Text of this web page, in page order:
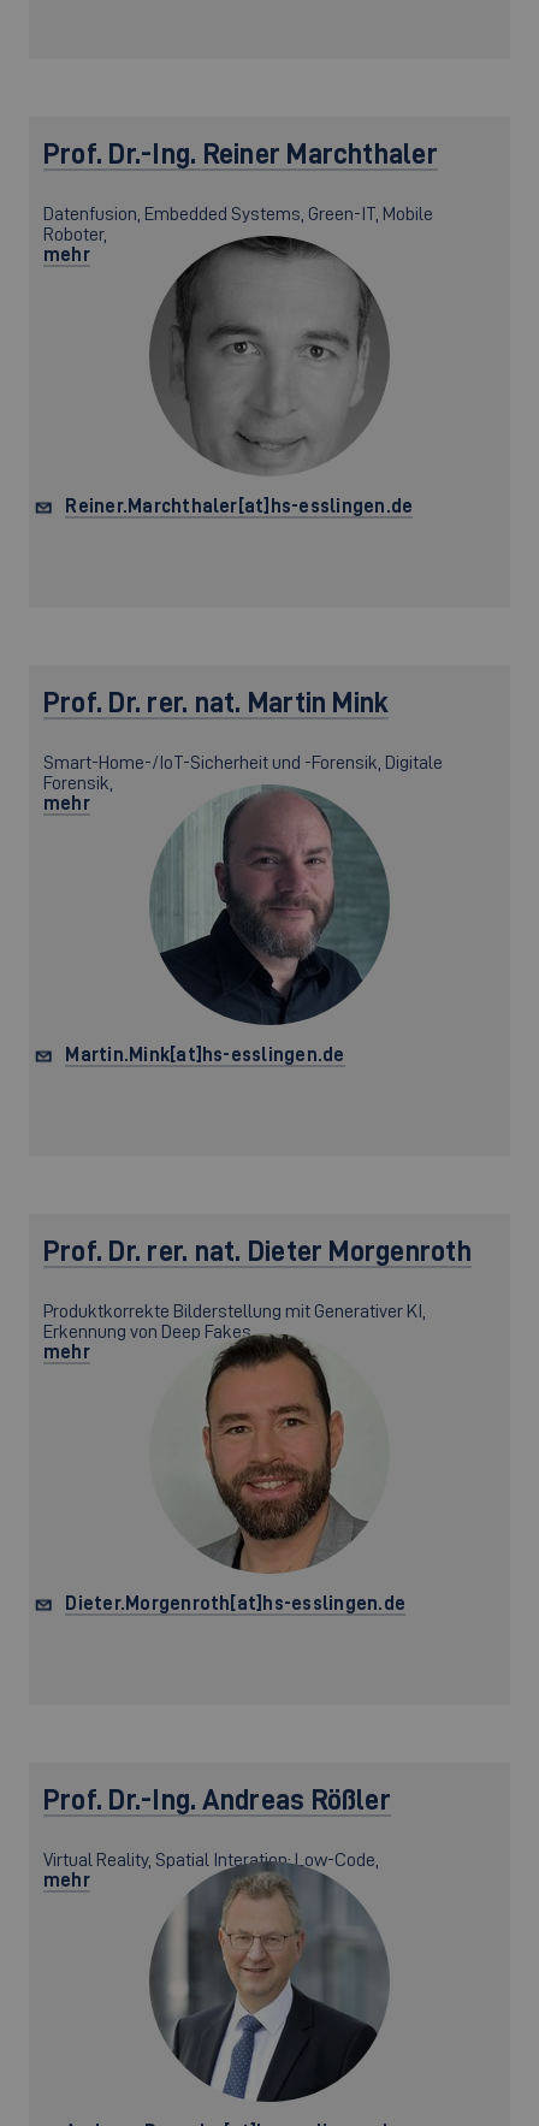
Prof. Dr.-Ing. Reiner Marchthaler
Datenfusion, Embedded Systems, Green-IT, Mobile
Roboter,
mehr
Reiner.Marchthaler[at]hs-esslingen.de
Prof. Dr. rer. nat. Martin Mink
Smart-Home-/IoT-Sicherheit und -Forensik, Digitale
Forensik,
mehr
Martin.Mink[at]hs-esslingen.de
Prof. Dr. rer. nat. Dieter Morgenroth
Produktkorrekte Bilderstellung mit Generativer KI,
Erkennung von Deep Fakes, ,
mehr
Dieter.Morgenroth[at]hs-esslingen.de
Prof. Dr.-Ing. Andreas Rößler
Virtual Reality, Spatial Interation; Low-Code,
mehr